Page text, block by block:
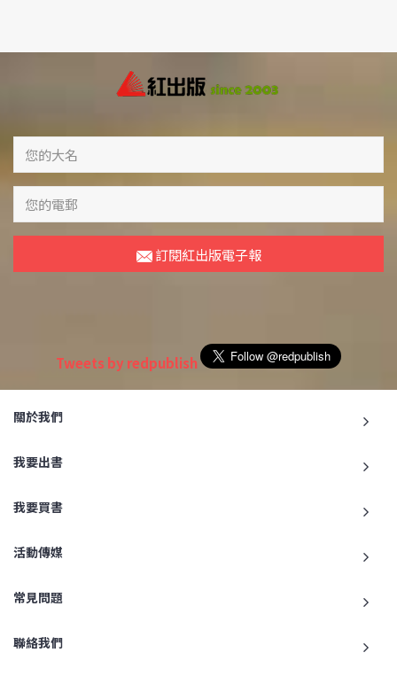
訂閱紅出版電子報
Tweets by redpublish
關於我們
我要出書
我要買書
活動傳媒
常見問題
聯絡我們